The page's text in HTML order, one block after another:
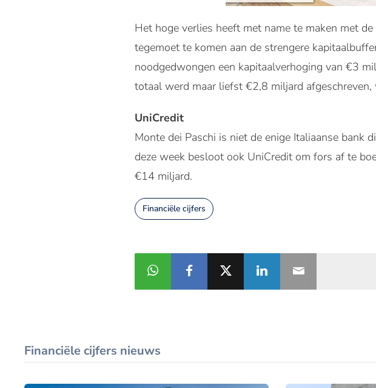
Het hoge verlies heeft met name te maken met
tegemoet te komen aan de strengere
noodgedwongen een kapitaalverhoging van €3
totaal werd maar liefst €2,8 miljard
UniCredit
Monte dei Paschi is niet de enige Italiaanse bank
deze week besloot ook UniCredit om fors af te
€14 miljard.
Financiële cijfers
Financiële cijfers nieuws